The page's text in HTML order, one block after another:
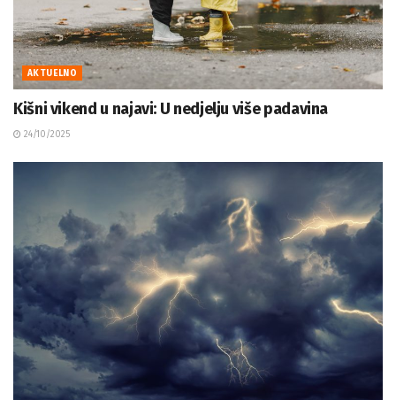
AKTUELNO
Kišni vikend u najavi: U nedjelju više padavina
24/10/2025